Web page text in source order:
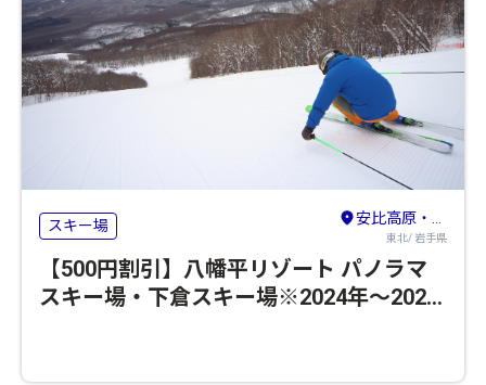
スキー場 安比高原・八幡平・二戸
東北/ 岩手県
【500円割引】八幡平リゾート パノラマ
スキー場・下倉スキー場※2024年～2025